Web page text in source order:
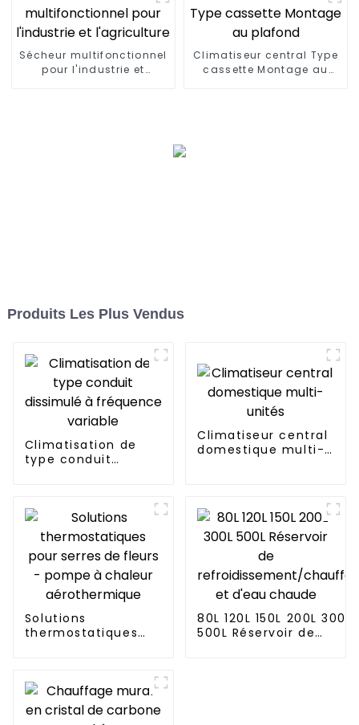
Sécheur multifonctionnel
pour l'industrie et
Climatiseur central Type
cassette Montage au
Produits Les Plus Vendus
Climatisation de
type conduit
Climatiseur central
domestique multi-
Solutions
thermostatiques
aérothermique
80L 120L 150L 200L 300L
500L Réservoir de